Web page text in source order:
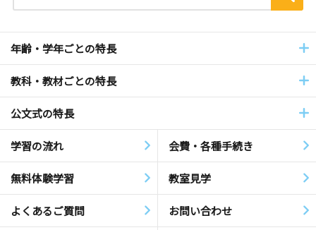
年齢・学年ごとの特長
教科・教材ごとの特長
公文式の特長
学習の流れ 会費・各種手続き
無料体験学習 教室見学
よくあるご質問 お問い合わせ